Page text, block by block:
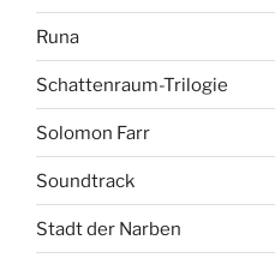
Runa
Schattenraum-Trilogie
Solomon Farr
Soundtrack
Stadt der Narben